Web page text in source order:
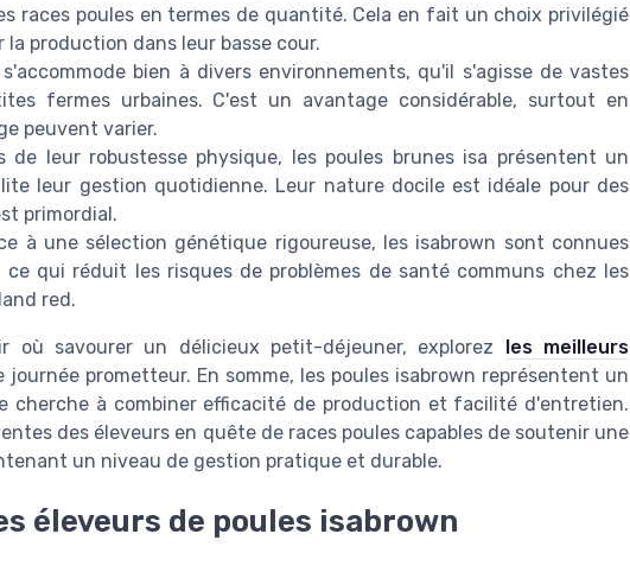
races poules en termes de quantité. Cela en fait un choix privilégié
production dans leur basse cour.
bien à divers environnements, qu'il s'agisse de vastes
fermes urbaines. C'est un avantage considérable, surtout en
peuvent varier.
de leur robustesse physique, les poules brunes isa présentent un
leur gestion quotidienne. Leur nature docile est idéale pour des
primordial.
à une sélection génétique rigoureuse, les isabrown sont connues
qui réduit les risques de problèmes de santé communs chez les
red.
où savourer un délicieux petit-déjeuner, explorez
les meilleurs
journée prometteur. En somme, les poules isabrown représentent un
cherche à combiner efficacité de production et facilité d'entretien.
des éleveurs en quête de races poules capables de soutenir une
un niveau de gestion pratique et durable.
éleveurs de poules isabrown